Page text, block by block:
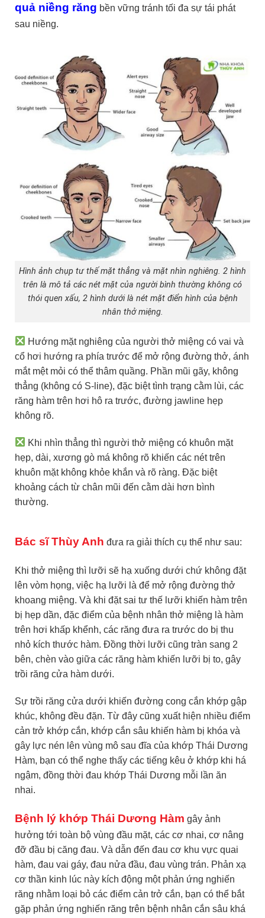
quả niềng răng bền vững tránh tối đa sự tái phát
sau niềng.
Hình ảnh chụp tư thế mặt thẳng và mặt nhìn nghiêng. 2 hình
trên là mô tả các nét mặt của người bình thường không có
thói quen xấu, 2 hình dưới là nét mặt điển hình của bệnh
nhân thở miệng.
Hướng mặt nghiêng của người thở miệng có vai và
cổ hơi hướng ra phía trước để mở rộng đường thở, ánh
mắt mệt mỏi có thể thâm quầng. Phần mũi gãy, không
thẳng (không có S-line), đặc biệt tình trạng cằm lùi, các
răng hàm trên hơi hô ra trước, đường jawline hẹp
không rõ.
Khi nhìn thẳng thì người thở miệng có khuôn mặt
hẹp, dài, xương gò má không rõ khiến các nét trên
khuôn mặt không khỏe khắn và rõ ràng. Đặc biệt
khoảng cách từ chân mũi đến cằm dài hơn bình
thường.
Bác sĩ Thùy Anh đưa ra giải thích cụ thể như sau:
Khi thở miệng thì lưỡi sẽ hạ xuống dưới chứ không đặt
lên vòm họng, việc hạ lưỡi là để mở rộng đường thở
khoang miệng. Và khi đặt sai tư thế lưỡi khiến hàm trên
bị hẹp dần, đặc điểm của bệnh nhân thở miệng là hàm
trên hơi khấp khểnh, các răng đưa ra trước do bị thu
nhỏ kích thước hàm. Đồng thời lưỡi cũng tràn sang 2
bên, chèn vào giữa các răng hàm khiến lưỡi bị to, gây
trồi răng cửa hàm dưới.
Sự trồi răng cửa dưới khiến đường cong cắn khớp gập
khúc, không đều đặn. Từ đây cũng xuất hiện nhiều điểm
cản trở khớp cắn, khớp cắn sâu khiến hàm bị khóa và
gây lực nén lên vùng mô sau đĩa của khớp Thái Dương
Hàm, bạn có thể nghe thấy các tiếng kêu ở khớp khi há
ngậm, đồng thời đau khớp Thái Dương mỗi lần ăn
nhai.
Bệnh lý khớp Thái Dương Hàm gây ảnh
hưởng tới toàn bộ vùng đầu mặt, các cơ nhai, cơ nâng
đỡ đầu bị căng đau. Và dẫn đến đau cơ khu vực quai
hàm, đau vai gáy, đau nửa đầu, đau vùng trán. Phản xạ
cơ thần kinh lúc này kích động một phản ứng nghiến
răng nhằm loại bỏ các điểm cản trở cắn, bạn có thể bắt
gặp phản ứng nghiến răng trên bệnh nhân cắn sâu khá